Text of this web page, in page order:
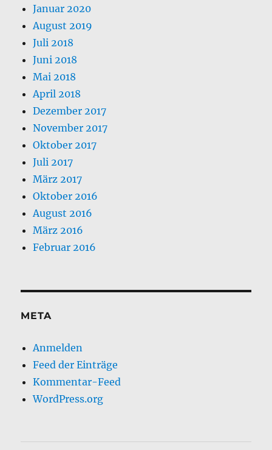
Januar 2020
August 2019
Juli 2018
Juni 2018
Mai 2018
April 2018
Dezember 2017
November 2017
Oktober 2017
Juli 2017
März 2017
Oktober 2016
August 2016
März 2016
Februar 2016
META
Anmelden
Feed der Einträge
Kommentar-Feed
WordPress.org